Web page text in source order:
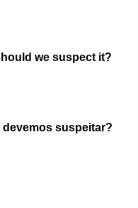
we suspect it?
suspeitar?